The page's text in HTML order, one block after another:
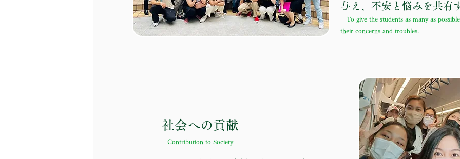
与え、不安と悩みを共有
To give the students as many as
their concerns and troubles.
社会への貢献
Contribution to Society